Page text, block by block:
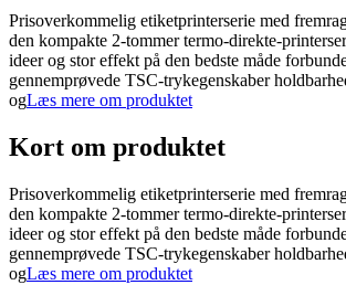
Prisoverkommelig etiketprinterserie med
den kompakte 2-tommer termo-direkte-
ideer og stor effekt på den bedste måde
gennemprøvede TSC-trykegenskaber
ogLæs mere om produktet
Kort om produktet
Prisoverkommelig etiketprinterserie med
den kompakte 2-tommer termo-direkte-
ideer og stor effekt på den bedste måde
gennemprøvede TSC-trykegenskaber
ogLæs mere om produktet